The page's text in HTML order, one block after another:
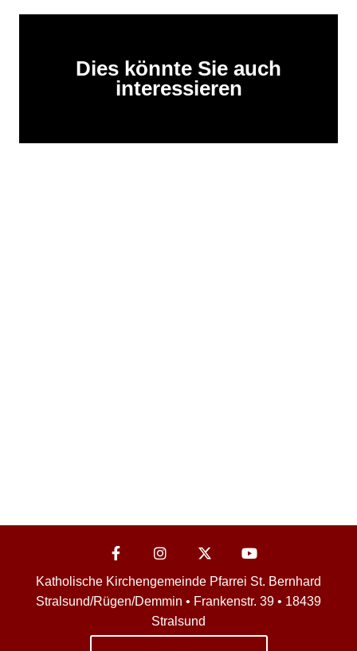
Dies könnte Sie auch
interessieren
Katholische Kirchengemeinde Pfarrei St. Bernhard
Stralsund/Rügen/Demmin • Frankenstr. 39 • 18439
Stralsund